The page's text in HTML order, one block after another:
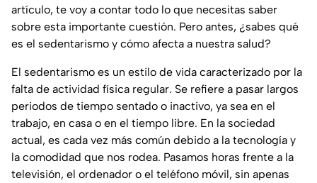
artículo, te voy a contar todo lo que necesitas saber
sobre esta importante cuestión. Pero antes, ¿sabes qué
es el sedentarismo y cómo afecta a nuestra salud?
El sedentarismo es un estilo de vida caracterizado por la
falta de actividad física regular. Se refiere a pasar largos
periodos de tiempo sentado o inactivo, ya sea en el
trabajo, en casa o en el tiempo libre. En la sociedad
actual, es cada vez más común debido a la tecnología y
la comodidad que nos rodea. Pasamos horas frente a la
televisión, el ordenador o el teléfono móvil, sin apenas